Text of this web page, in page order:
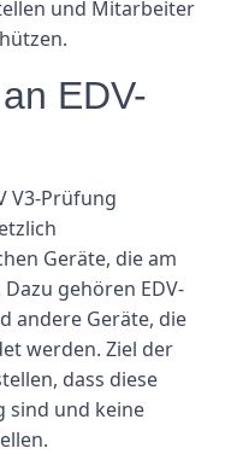
und Mitarbeiter
EDV-
V3-Prüfung
Geräte, die am
gehören EDV-
andere Geräte, die
werden. Ziel der
dass diese
sind und keine